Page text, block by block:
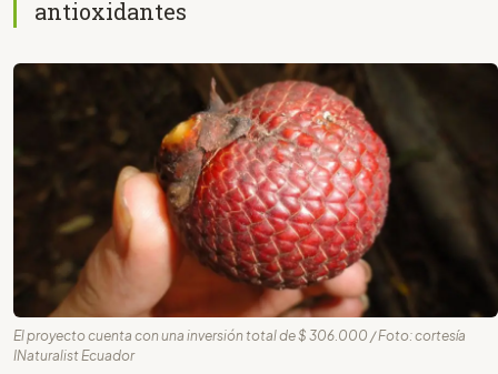
antioxidantes
El proyecto cuenta con una inversión total de $ 306.000 / Foto: cortesía
INaturalist Ecuador